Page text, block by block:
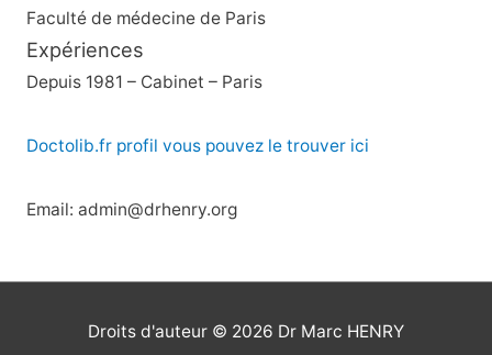
Faculté de médecine de Paris
Expériences
Depuis 1981 – Cabinet – Paris
Doctolib.fr profil vous pouvez le trouver ici
Email: admin@drhenry.org
Droits d'auteur © 2026 Dr Marc HENRY